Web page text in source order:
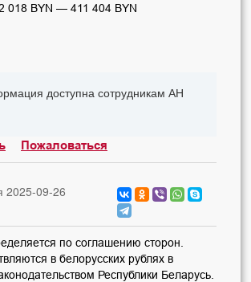
018 BYN — 411 404 BYN
доступна сотрудникам АН
Пожаловаться
2025-09-26
по соглашению сторон.
в белорусских рублях в
Республики Беларусь.